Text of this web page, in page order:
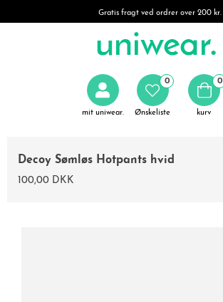
Gratis fragt ved ordrer over 200 kr.
mit uniwear. Ønskeliste
0 0
kurv
Decoy Sømløs Hotpants hvid
100,00 DKK